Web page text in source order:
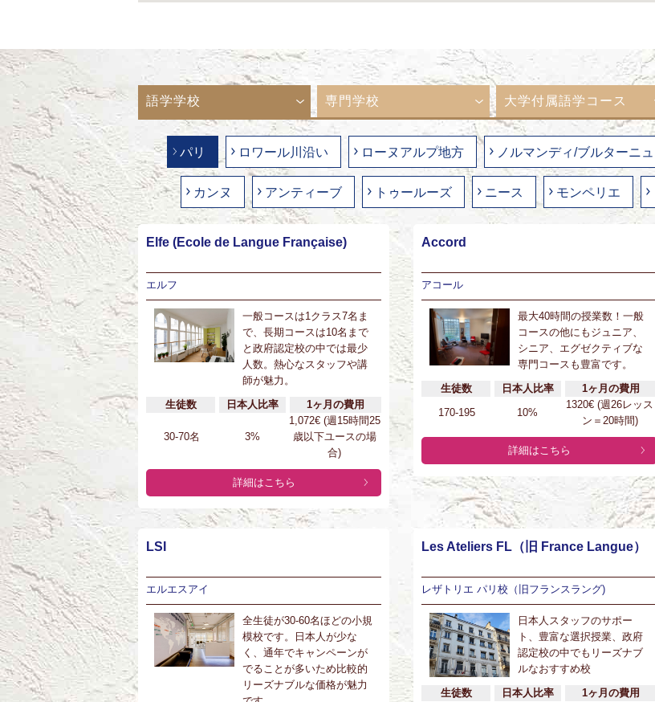
語学学校 専門学校 大学付属語学コース
パリ ロワール川沿い ローヌアルプ地方 ノルマンディ/ブルターニュ
カンヌ アンティーブ トゥールーズ ニース モンペリエ
Elfe (Ecole de Langue Française)
エルフ
一般コースは1クラス7名ま
で、長期コースは10名まで
と政府認定校の中では最少
人数。熱心なスタッフや講
師が魅力。
生徒数
日本人比率 1ヶ月の費用
30-70名 3%
1,072€ (週15時間25
歳以下ユースの場
合)
詳細はこちら
Accord
アコール
最大40時間の授業数！一般
コースの他にもジュニア、
シニア、エグゼクティブな
専門コースも豊富です。
生徒数
日本人比率
1ヶ月の費用
170-195
10%
1320€ (週26レッス
ン＝20時間)
詳細はこちら
LSI
エルエスアイ
全生徒が30-60名ほどの小規
模校です。日本人が少な
く、通年でキャンペーンが
でることが多いため比較的
リーズナブルな価格が魅力
Les Ateliers FL（旧 France Langue）
レザトリエ パリ校（旧フランスラング)
日本人スタッフのサポー
ト、豊富な選択授業、政府
認定校の中でもリーズナブ
ルなおすすめ校
生徒数
日本人比率
1ヶ月の費用